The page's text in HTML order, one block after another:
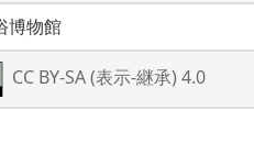
博物館
CC BY-SA (表示-継承) 4.0